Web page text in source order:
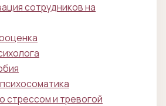
сотрудников на
стрессом и тревогой